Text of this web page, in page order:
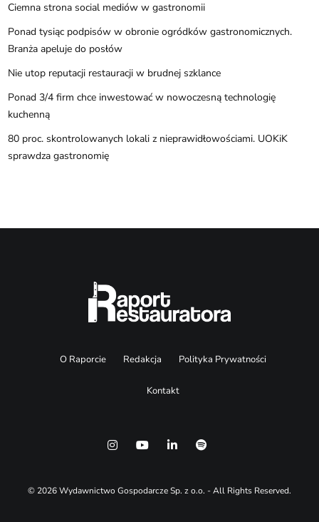
Ciemna strona social mediów w gastronomii
Ponad tysiąc podpisów w obronie ogródków gastronomicznych.
Branża apeluje do posłów
Nie utop reputacji restauracji w brudnej szklance
Ponad 3/4 firm chce inwestować w nowoczesną technologię
kuchenną
80 proc. skontrolowanych lokali z nieprawidłowościami. UOKiK
sprawdza gastronomię
O Raporcie Redakcja Polityka Prywatności
Kontakt
© 2026 Wydawnictwo Gospodarcze Sp. z o.o. - All Rights Reserved.